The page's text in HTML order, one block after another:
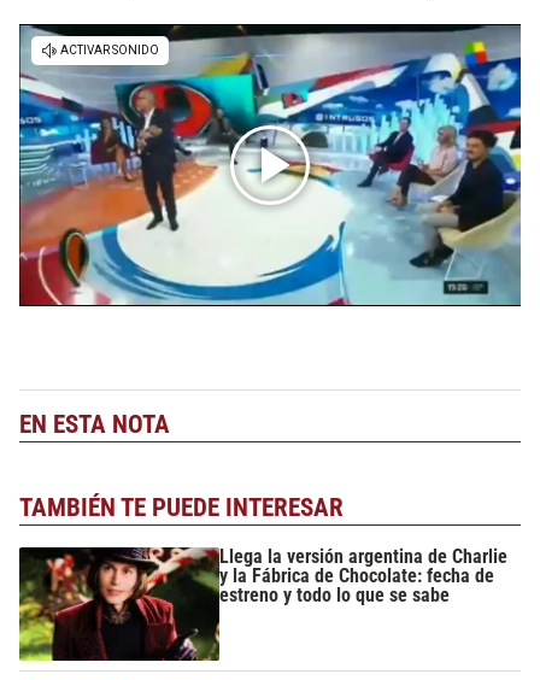
EN ESTA NOTA
TAMBIÉN TE PUEDE INTERESAR
Llega la versión argentina de Charlie
y la Fábrica de Chocolate: fecha de
estreno y todo lo que se sabe